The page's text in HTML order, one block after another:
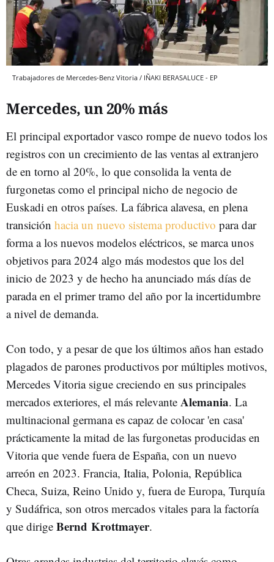
Trabajadores de Mercedes-Benz Vitoria / IÑAKI BERASALUCE - EP
Mercedes, un 20% más
El principal exportador vasco rompe de nuevo todos los
registros con un crecimiento de las ventas al extranjero
de en torno al 20%, lo que consolida la venta de
furgonetas como el principal nicho de negocio de
Euskadi en otros países. La fábrica alavesa, en plena
transición hacia un nuevo sistema productivo para dar
forma a los nuevos modelos eléctricos, se marca unos
objetivos para 2024 algo más modestos que los del
inicio de 2023 y de hecho ha anunciado más días de
parada en el primer tramo del año por la incertidumbre
a nivel de demanda.
Con todo, y a pesar de que los últimos años han estado
plagados de parones productivos por múltiples motivos,
Mercedes Vitoria sigue creciendo en sus principales
mercados exteriores, el más relevante Alemania. La
multinacional germana es capaz de colocar 'en casa'
prácticamente la mitad de las furgonetas producidas en
Vitoria que vende fuera de España, con un nuevo
arreón en 2023. Francia, Italia, Polonia, República
Checa, Suiza, Reino Unido y, fuera de Europa, Turquía
y Sudáfrica, son otros mercados vitales para la factoría
que dirige Bernd Krottmayer.